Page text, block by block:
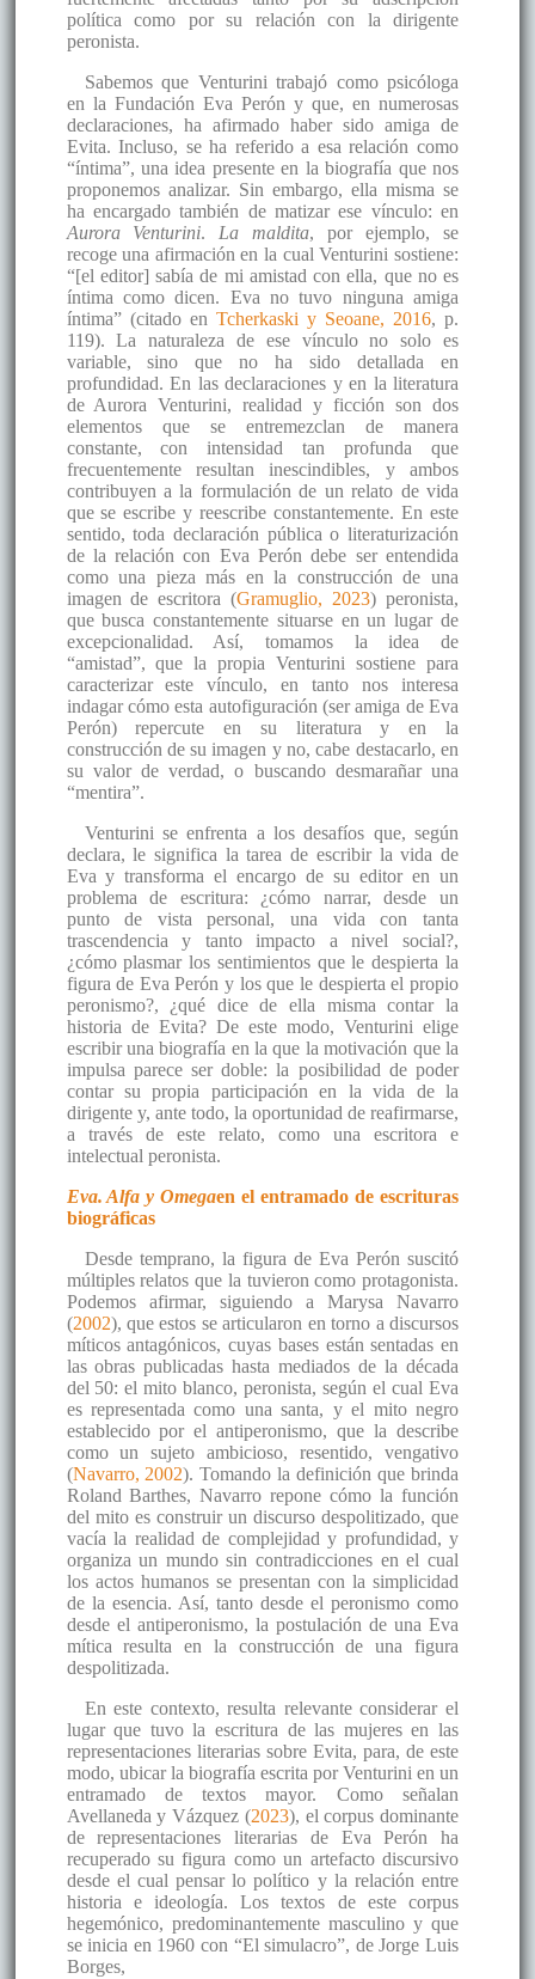
política como por su relación con la dirigente
peronista.
Sabemos que Venturini trabajó como psicóloga
en la Fundación Eva Perón y que, en numerosas
declaraciones, ha afirmado haber sido amiga de
Evita. Incluso, se ha referido a esa relación como
“íntima”, una idea presente en la biografía que nos
proponemos analizar. Sin embargo, ella misma se
ha encargado también de matizar ese vínculo: en
Aurora Venturini. La maldita, por ejemplo, se
recoge una afirmación en la cual Venturini sostiene:
“[el editor] sabía de mi amistad con ella, que no es
íntima como dicen. Eva no tuvo ninguna amiga
íntima” (citado en Tcherkaski y Seoane, 2016, p.
119). La naturaleza de ese vínculo no solo es
variable, sino que no ha sido detallada en
profundidad. En las declaraciones y en la literatura
de Aurora Venturini, realidad y ficción son dos
elementos que se entremezclan de manera
constante, con intensidad tan profunda que
frecuentemente resultan inescindibles, y ambos
contribuyen a la formulación de un relato de vida
que se escribe y reescribe constantemente. En este
sentido, toda declaración pública o literaturización
de la relación con Eva Perón debe ser entendida
como una pieza más en la construcción de una
imagen de escritora (Gramuglio, 2023) peronista,
que busca constantemente situarse en un lugar de
excepcionalidad. Así, tomamos la idea de
“amistad”, que la propia Venturini sostiene para
caracterizar este vínculo, en tanto nos interesa
indagar cómo esta autofiguración (ser amiga de Eva
Perón) repercute en su literatura y en la
construcción de su imagen y no, cabe destacarlo, en
su valor de verdad, o buscando desmarañar una
“mentira”.
Venturini se enfrenta a los desafíos que, según
declara, le significa la tarea de escribir la vida de
Eva y transforma el encargo de su editor en un
problema de escritura: ¿cómo narrar, desde un
punto de vista personal, una vida con tanta
trascendencia y tanto impacto a nivel social?,
¿cómo plasmar los sentimientos que le despierta la
figura de Eva Perón y los que le despierta el propio
peronismo?, ¿qué dice de ella misma contar la
historia de Evita? De este modo, Venturini elige
escribir una biografía en la que la motivación que la
impulsa parece ser doble: la posibilidad de poder
contar su propia participación en la vida de la
dirigente y, ante todo, la oportunidad de reafirmarse,
a través de este relato, como una escritora e
intelectual peronista.
Eva. Alfa y Omegaen el entramado de escrituras
biográficas
Desde temprano, la figura de Eva Perón suscitó
múltiples relatos que la tuvieron como protagonista.
Podemos afirmar, siguiendo a Marysa Navarro
(2002), que estos se articularon en torno a discursos
míticos antagónicos, cuyas bases están sentadas en
las obras publicadas hasta mediados de la década
del 50: el mito blanco, peronista, según el cual Eva
es representada como una santa, y el mito negro
establecido por el antiperonismo, que la describe
como un sujeto ambicioso, resentido, vengativo
(Navarro, 2002). Tomando la definición que brinda
Roland Barthes, Navarro repone cómo la función
del mito es construir un discurso despolitizado, que
vacía la realidad de complejidad y profundidad, y
organiza un mundo sin contradicciones en el cual
los actos humanos se presentan con la simplicidad
de la esencia. Así, tanto desde el peronismo como
desde el antiperonismo, la postulación de una Eva
mítica resulta en la construcción de una figura
despolitizada.
En este contexto, resulta relevante considerar el
lugar que tuvo la escritura de las mujeres en las
representaciones literarias sobre Evita, para, de este
modo, ubicar la biografía escrita por Venturini en un
entramado de textos mayor. Como señalan
Avellaneda y Vázquez (2023), el corpus dominante
de representaciones literarias de Eva Perón ha
recuperado su figura como un artefacto discursivo
desde el cual pensar lo político y la relación entre
historia e ideología. Los textos de este corpus
hegemónico, predominantemente masculino y que
se inicia en 1960 con “El simulacro”, de Jorge Luis
Borges,